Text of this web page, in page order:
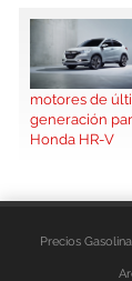
motores de
generación
Honda HR-V
Precios